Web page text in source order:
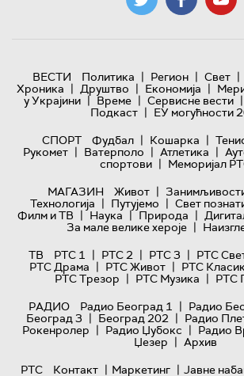
ВЕСТИ Политика | Регион | Свет |
Хроника | Друштво | Економија |
у Украјини | Време | Сервисне вести |
Подкаст | ЕУ могућности
СПОРТ
Фудбал | Кошарка |
Рукомет | Ватерполо | Атлетика |
спортови | Меморијал
МАГАЗИН
Живот |
Технологијa | Путујемо | Свет
Филм и ТВ | Наука | Природа |
За мале велике хероје |
ТВ
РТС 1 | РТС 2 | РТС 3 | РТС
РТС Драма | РТС Живот | РТС
РТС Трезор | РТС Музика | РТС
РАДИО
Радио Београд 1 | Радио
Београд 3 | Београд 202 | Радио
Рокенролер | Радио Џубокс | Радио
Џезер | Архив
РТС
Контакт | Маркетинг | Јавне